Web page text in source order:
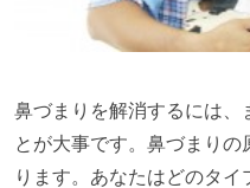
鼻づまりを解消するには、
とが大事です。鼻づまり
ります。あなたはどのタイ